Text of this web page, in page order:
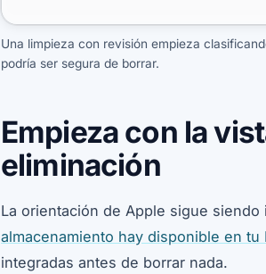
Una limpieza con revisión empieza
podría ser segura de borrar.
Empieza con la
eliminación
La orientación de Apple sigue siendo
almacenamiento hay disponible en tu
integradas antes de borrar nada.